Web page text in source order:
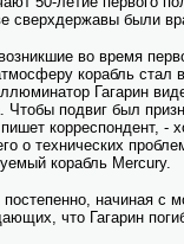
сверхдержавы были
во время
корабль
Гагарин
Чтобы подвиг был
корреспондент, -
о технических
корабль Mercury.
начиная
что Гагарин